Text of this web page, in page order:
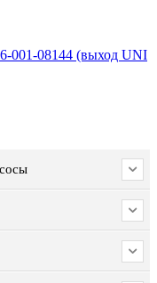
001-08144 (выход UNI